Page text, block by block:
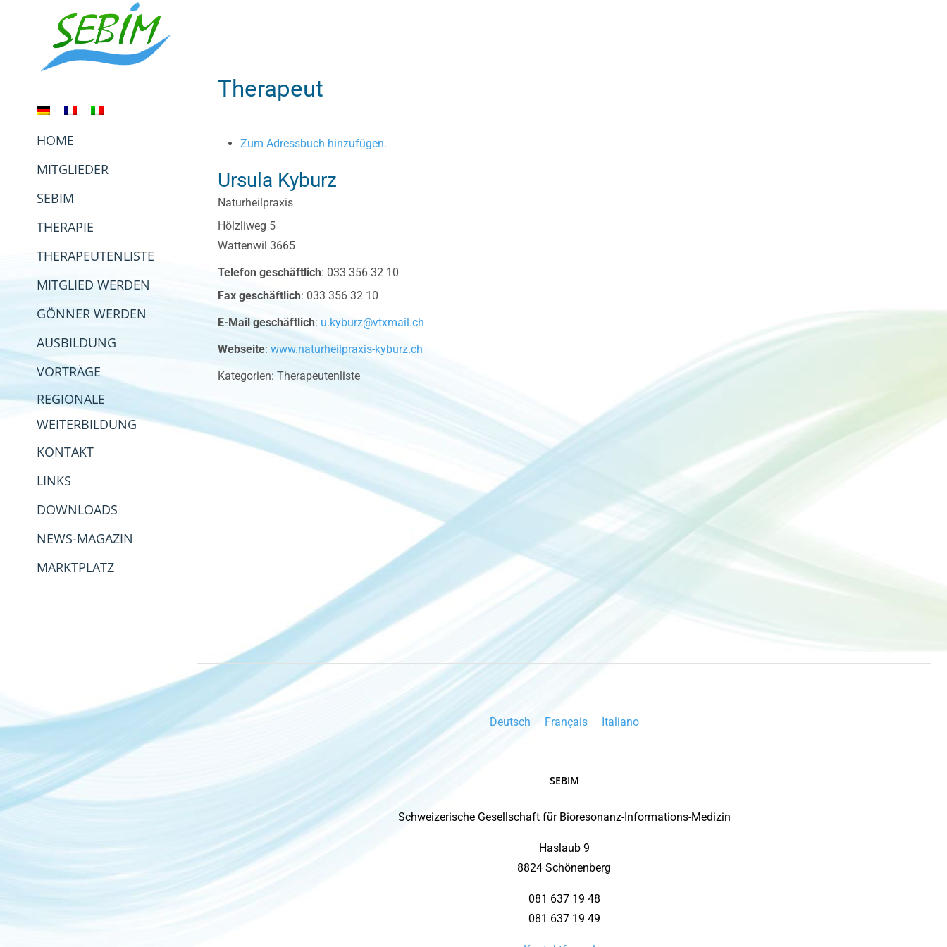
HOME
MITGLIEDER
SEBIM
THERAPIE
THERAPEUTENLISTE
MITGLIED WERDEN
GÖNNER WERDEN
AUSBILDUNG
VORTRÄGE
REGIONALE
WEITERBILDUNG
KONTAKT
LINKS
DOWNLOADS
NEWS-MAGAZIN
MARKTPLATZ
Therapeut
Zum Adressbuch hinzufügen.
Ursula Kyburz
Naturheilpraxis
Hölzliweg 5
Wattenwil 3665
Telefon geschäftlich: 033 356 32 10
Fax geschäftlich: 033 356 32 10
E-Mail geschäftlich: u.kyburz@vtxmail.ch
Webseite: www.naturheilpraxis-kyburz.ch
Kategorien: Therapeutenliste
Deutsch Français Italiano
SEBIM
Schweizerische Gesellschaft für Bioresonanz-Informations-Medizin
Haslaub 9
8824 Schönenberg
081 637 19 48
081 637 19 49